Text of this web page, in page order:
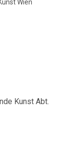
Wien
Kunst Abt.